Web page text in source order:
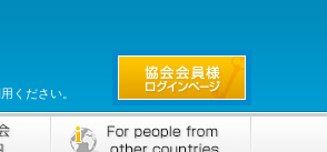
ください。